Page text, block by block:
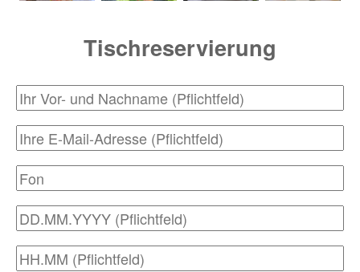
mögen
21,90 € /
Person
Tischreservierung